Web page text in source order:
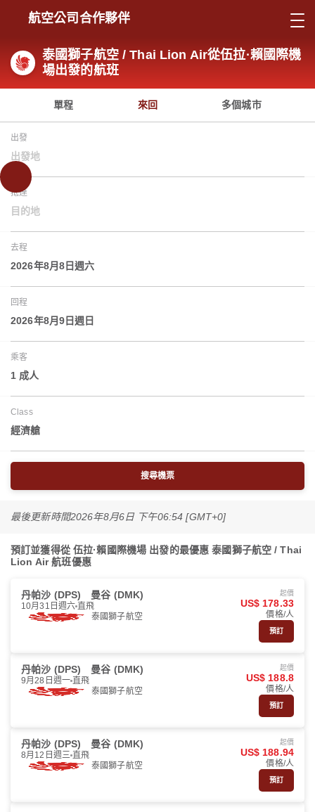
航空公司合作夥伴
泰國獅子航空 / Thai Lion Air從伍拉·賴國際機
場出發的航班
單程 來回 多個城市
出發
出發地
抵達
目的地
去程
2026年8月8日週六
回程
2026年8月9日週日
乘客
1 成人
Class
經濟艙
搜尋機票
最後更新時間2026年8月6日 下午06:54 [GMT+0]
預訂並獲得從 伍拉·賴國際機場 出發的最優惠 泰國獅子航空 / Thai
Lion Air 航班優惠
丹帕沙 (DPS) 曼谷 (DMK)
10月31日週六 直飛
泰國獅子航空
起價
US$ 178.33
價格/人
預訂
丹帕沙 (DPS) 曼谷 (DMK)
9月28日週一 直飛
泰國獅子航空
起價
US$ 188.8
價格/人
預訂
丹帕沙 (DPS) 曼谷 (DMK)
8月12日週三 直飛
泰國獅子航空
起價
US$ 188.94
價格/人
預訂